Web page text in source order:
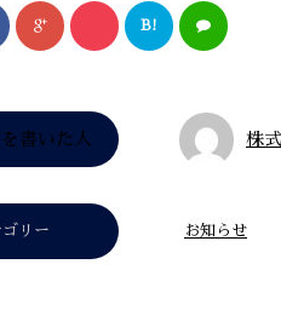
B!
書いた人 株
ゴリー お知らせ